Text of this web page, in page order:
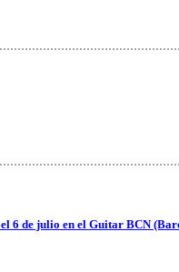
6 de julio en el Guitar BCN